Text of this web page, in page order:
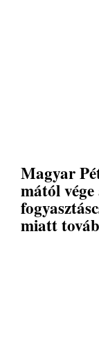
Magyar
mától
miatt